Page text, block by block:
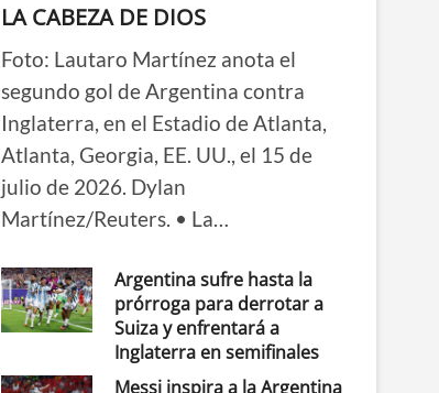
LA CABEZA DE DIOS
Foto: Lautaro Martínez anota el
segundo gol de Argentina contra
Inglaterra, en el Estadio de Atlanta,
Atlanta, Georgia, EE. UU., el 15 de
julio de 2026. Dylan
Martínez/Reuters. • La…
Argentina sufre hasta la
prórroga para derrotar a
Suiza y enfrentará a
Inglaterra en semifinales
Messi inspira a la Argentina